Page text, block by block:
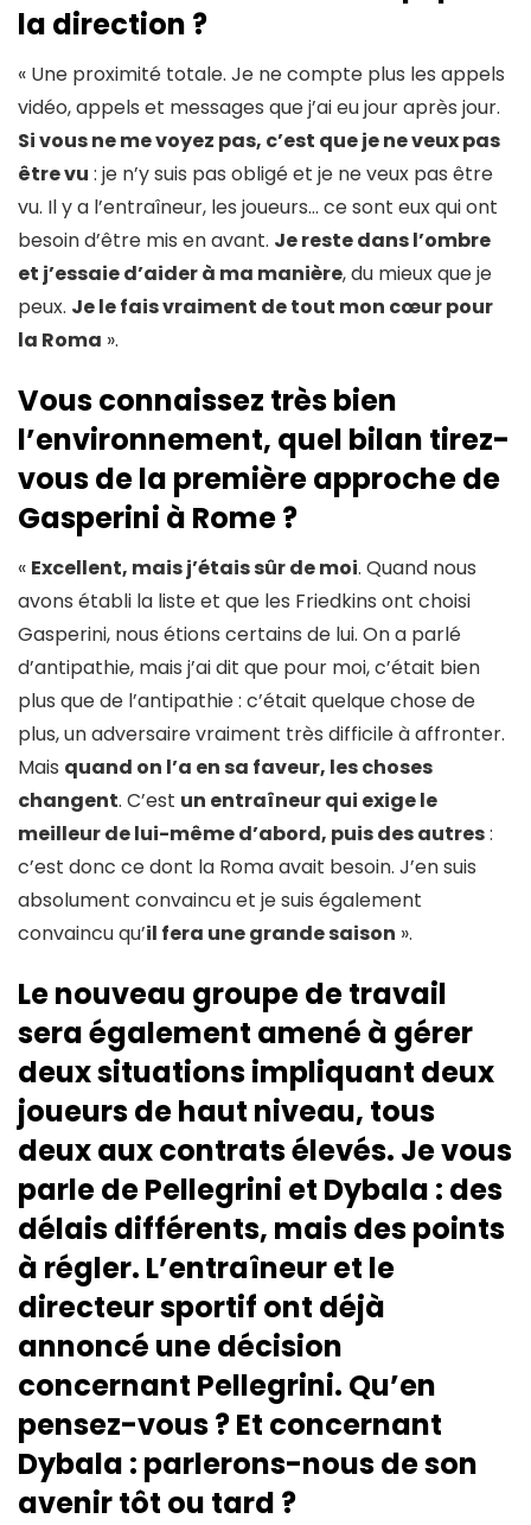
la direction ?
« Une proximité totale. Je ne compte plus les appels
vidéo, appels et messages que j’ai eu jour après jour.
Si vous ne me voyez pas, c’est que je ne veux pas
être vu : je n’y suis pas obligé et je ne veux pas être
vu. Il y a l’entraîneur, les joueurs… ce sont eux qui ont
besoin d’être mis en avant. Je reste dans l’ombre
et j’essaie d’aider à ma manière, du mieux que je
peux. Je le fais vraiment de tout mon cœur pour
la Roma ».
Vous connaissez très bien
l’environnement, quel bilan tirez-
vous de la première approche de
Gasperini à Rome ?
« Excellent, mais j’étais sûr de moi. Quand nous
avons établi la liste et que les Friedkins ont choisi
Gasperini, nous étions certains de lui. On a parlé
d’antipathie, mais j’ai dit que pour moi, c’était bien
plus que de l’antipathie : c’était quelque chose de
plus, un adversaire vraiment très difficile à affronter.
Mais quand on l’a en sa faveur, les choses
changent. C’est un entraîneur qui exige le
meilleur de lui-même d’abord, puis des autres:
c’est donc ce dont la Roma avait besoin. J’en suis
absolument convaincu et je suis également
convaincu qu’il fera une grande saison ».
Le nouveau groupe de travail
sera également amené à gérer
deux situations impliquant deux
joueurs de haut niveau, tous
deux aux contrats élevés. Je vous
parle de Pellegrini et Dybala : des
délais différents, mais des points
à régler. L’entraîneur et le
directeur sportif ont déjà
annoncé une décision
concernant Pellegrini. Qu’en
pensez-vous ? Et concernant
Dybala : parlerons-nous de son
avenir tôt ou tard ?